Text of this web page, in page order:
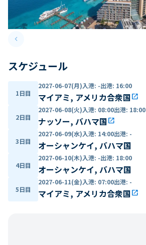
keyboard_arrow_leftPrevious slide
スケジュール
1日目
2027-06-07(月)入港: -出港: 16:00
マイアミ, アメリカ合衆国open_in_new
2日目
2027-06-08(火)入港: 08:00出港: 18:00
ナッソー, バハマ国open_in_new
3日目
2027-06-09(水)入港: 14:00出港: -
オーシャンケイ, バハマ国
4日目
2027-06-10(木)入港: -出港: 18:00
オーシャンケイ, バハマ国
5日目
2027-06-11(金)入港: 07:00出港: -
マイアミ, アメリカ合衆国open_in_new